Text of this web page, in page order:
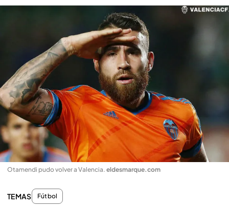
Otamendi pudo volver a Valencia. eldesmarque.com
TEMAS Fútbol